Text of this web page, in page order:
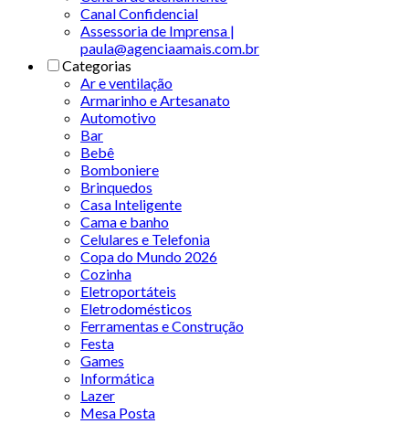
Canal Confidencial
Assessoria de Imprensa |
paula@agenciaamais.com.br
Categorias
Ar e ventilação
Armarinho e Artesanato
Automotivo
Bar
Bebê
Bomboniere
Brinquedos
Casa Inteligente
Cama e banho
Celulares e Telefonia
Copa do Mundo 2026
Cozinha
Eletroportáteis
Eletrodomésticos
Ferramentas e Construção
Festa
Games
Informática
Lazer
Mesa Posta